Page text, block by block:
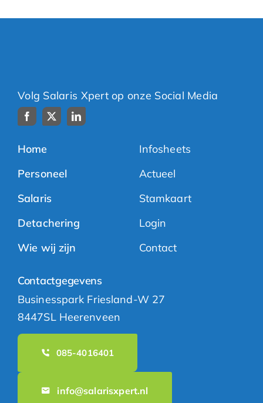
Volg Salaris Xpert op onze Social Media
Home
Personeel
Salaris
Detachering
Wie wij zijn
Infosheets
Actueel
Stamkaart
Login
Contact
Contactgegevens
Businesspark Friesland-W 27
8447SL Heerenveen
085-4016401
info@salarisxpert.nl